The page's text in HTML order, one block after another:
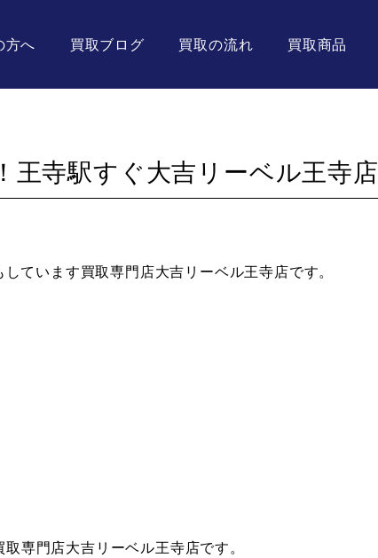
方へ 買取ブログ 買取の流れ 買取商品
王寺駅すぐ大吉リーベル王寺店
ています買取専門店大吉リーベル王寺店です。
専門店大吉リーベル王寺店です。